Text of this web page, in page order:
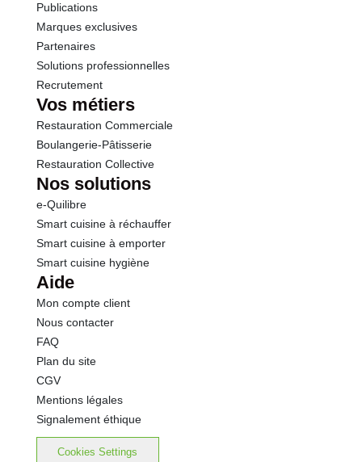
Publications
Marques exclusives
Partenaires
Solutions professionnelles
Recrutement
Vos métiers
Restauration Commerciale
Boulangerie-Pâtisserie
Restauration Collective
Nos solutions
e-Quilibre
Smart cuisine à réchauffer
Smart cuisine à emporter
Smart cuisine hygiène
Aide
Mon compte client
Nous contacter
FAQ
Plan du site
CGV
Mentions légales
Signalement éthique
Cookies Settings